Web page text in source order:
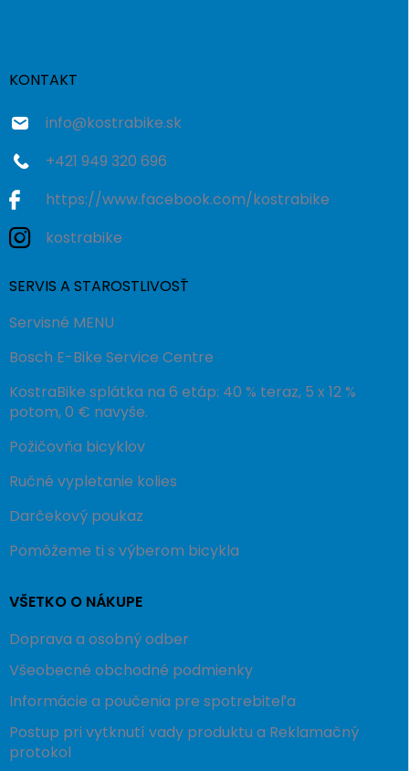
KONTAKT
info@kostrabike.sk
+421 949 320 696
https://www.facebook.com/kostrabike
kostrabike
SERVIS A STAROSTLIVOSŤ
Servisné MENU
Bosch E-Bike Service Centre
KostraBike splátka na 6 etáp: 40 % teraz, 5 x 12 %
potom, 0 € navyše.
Požičovňa bicyklov
Ručné vypletanie kolies
Darčekový poukaz
Pomôžeme ti s výberom bicykla
VŠETKO O NÁKUPE
Doprava a osobný odber
Všeobecné obchodné podmienky
Informácie a poučenia pre spotrebiteľa
Postup pri vytknutí vady produktu a Reklamačný
protokol